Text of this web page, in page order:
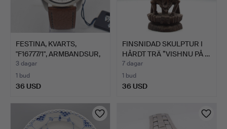
FESTINA, KVARTS,
"F16777/1", ARMBANDSUR,
B…
3 dagar
1 bud
36 USD
FINSNIDAD SKULPTUR I
HÅRDT TRÄ ”VISHNU PÅ …
7 dagar
1 bud
36 USD